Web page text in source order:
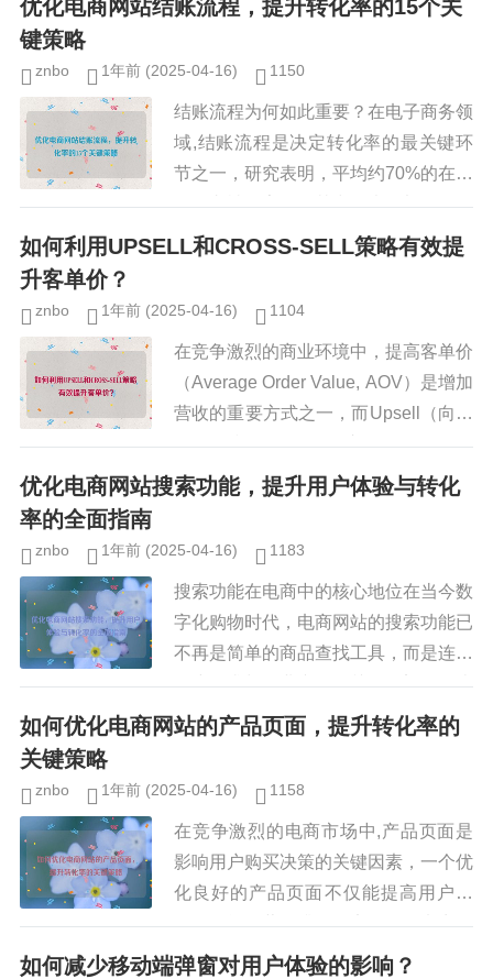
优化电商网站结账流程，提升转化率的15个关
键策略
znbo 1年前 (2025-04-16) 1150
结账流程为何如此重要？在电子商务领
域,结账流程是决定转化率的最关键环
节之一，研究表明，平均约70%的在线
购物车被放弃，而其中很大一部分原因
可以追溯到结账流程中的问题，优化结
如何利用UPSELL和CROSS-SELL策略有效提
升客单价？
znbo 1年前 (2025-04-16) 1104
在竞争激烈的商业环境中，提高客单价
（Average Order Value, AOV）是增加
营收的重要方式之一，而Upsell（向上
销售）和Cross-sell（交叉销售）是两
种被广泛验证的有效策略，...
优化电商网站搜索功能，提升用户体验与转化
率的全面指南
znbo 1年前 (2025-04-16) 1183
搜索功能在电商中的核心地位在当今数
字化购物时代，电商网站的搜索功能已
不再是简单的商品查找工具，而是连接
用户需求与企业产品的关键桥梁，据统
计，超过30%的电商网站访问者会直接
如何优化电商网站的产品页面，提升转化率的
关键策略
znbo 1年前 (2025-04-16) 1158
在竞争激烈的电商市场中,产品页面是
影响用户购买决策的关键因素，一个优
化良好的产品页面不仅能提高用户体
验，还能显著提升转化率，许多电商网
站的产品页面存在信息不足、加载速度
如何减少移动端弹窗对用户体验的影响？